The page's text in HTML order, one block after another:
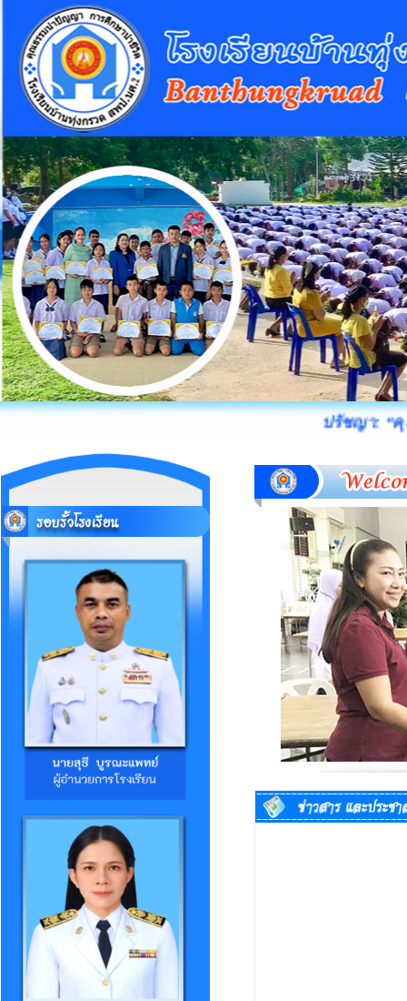
ปรัชญา: “คุ